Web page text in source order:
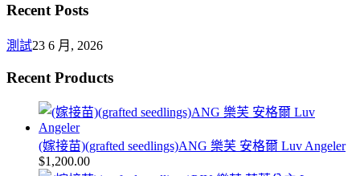
Recent Posts
測試23 6 月, 2026
Recent Products
(嫁接苗)(grafted seedlings)ANG 樂芙 安格爾 Luv Angeler
$1,200.00